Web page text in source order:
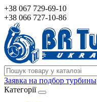
+38 067 729-69-10
+38 066 727-10-86
Заявка на подбор турбины
Категорії